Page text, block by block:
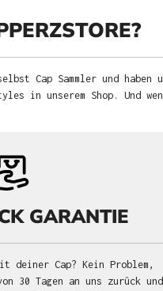
Sammler und haben
in unserem Shop. Und
GARANTIE
Cap? Kein Problem,
30 Tagen an uns zurück und